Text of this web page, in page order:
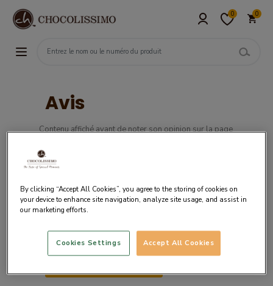
0 0
Avis
Contenu affiché avant de noter son opinion sur la page
By clicking “Accept All Cookies”, you agree to the storing of cookies on
your device to enhance site navigation, analyze site usage, and assist in
our marketing efforts.
Accept All Cookies
Cookies Settings